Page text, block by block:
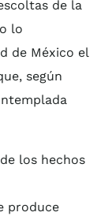
de la
lo
de México el
según
los hechos
produce